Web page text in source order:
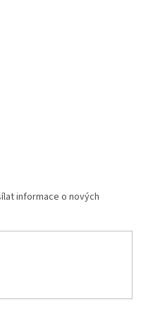
informace o nových